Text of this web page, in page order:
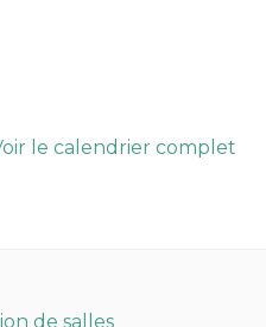
le calendrier complet
de salles